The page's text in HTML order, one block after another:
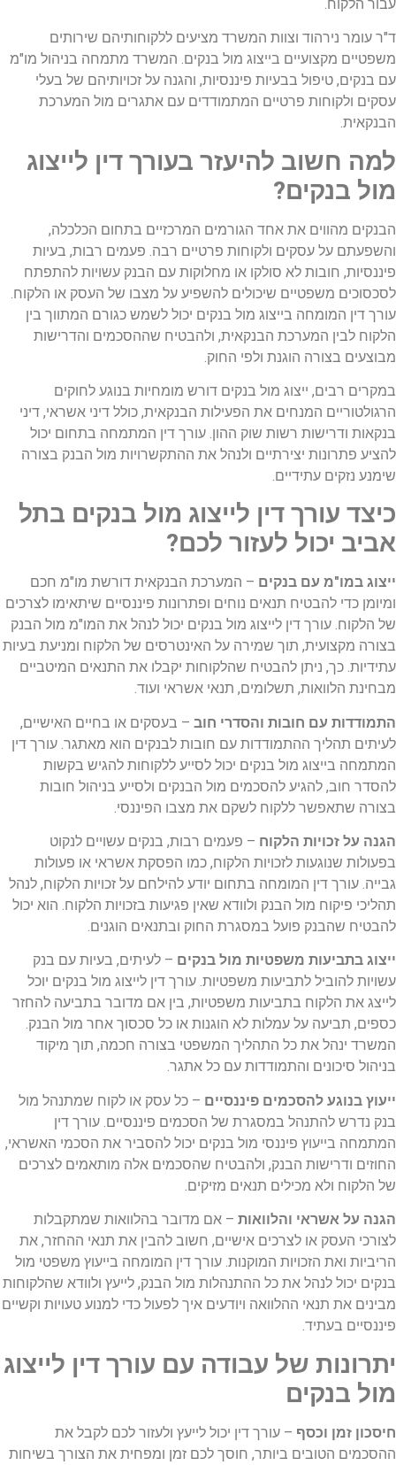
עבור הלקוח.
ד"ר עומר נירהוד וצוות המשרד מציעים ללקוחותיהם שירותים
משפטיים מקצועיים בייצוג מול בנקים. המשרד מתמחה בניהול מו"מ
עם בנקים, טיפול בבעיות פיננסיות, והגנה על זכויותיהם של בעלי
עסקים ולקוחות פרטיים המתמודדים עם אתגרים מול המערכת
הבנקאית.
למה חשוב להיעזר בעורך דין לייצוג
מול בנקים?
הבנקים מהווים את אחד הגורמים המרכזיים בתחום הכלכלה,
והשפעתם על עסקים ולקוחות פרטיים רבה. פעמים רבות, בעיות
פיננסיות, חובות לא סולקו או מחלוקות עם הבנק עשויות להתפתח
לסכסוכים משפטיים שיכולים להשפיע על מצבו של העסק או הלקוח.
עורך דין המומחה בייצוג מול בנקים יכול לשמש כגורם המתווך בין
הלקוח לבין המערכת הבנקאית, ולהבטיח שההסכמים והדרישות
מבוצעים בצורה הוגנת ולפי החוק.
במקרים רבים, ייצוג מול בנקים דורש מומחיות בנוגע לחוקים
הרגולטוריים המנחים את הפעילות הבנקאית, כולל דיני אשראי, דיני
בנקאות ודרישות רשות שוק ההון. עורך דין המתמחה בתחום יכול
להציע פתרונות יצירתיים ולנהל את ההתקשרויות מול הבנק בצורה
שימנע נזקים עתידיים.
כיצד עורך דין לייצוג מול בנקים בתל
אביב יכול לעזור לכם?
ייצוג במו"מ עם בנקים – המערכת הבנקאית דורשת מו"מ חכם
ומיומן כדי להבטיח תנאים נוחים ופתרונות פיננסיים שיתאימו לצרכים
של הלקוח. עורך דין לייצוג מול בנקים יכול לנהל את המו"מ מול הבנק
בצורה מקצועית, תוך שמירה על האינטרסים של הלקוח ומניעת בעיות
עתידיות. כך, ניתן להבטיח שהלקוחות יקבלו את התנאים המיטביים
מבחינת הלוואות, תשלומים, תנאי אשראי ועוד.
התמודדות עם חובות והסדרי חוב – בעסקים או בחיים האישיים,
לעיתים תהליך ההתמודדות עם חובות לבנקים הוא מאתגר. עורך דין
המתמחה בייצוג מול בנקים יכול לסייע ללקוחות להגיש בקשות
להסדר חוב, להגיע להסכמים מול הבנקים ולסייע בניהול חובות
בצורה שתאפשר ללקוח לשקם את מצבו הפיננסי.
הגנה על זכויות הלקוח – פעמים רבות, בנקים עשויים לנקוט
בפעולות שנוגעות לזכויות הלקוח, כמו הפסקת אשראי או פעולות
גבייה. עורך דין המומחה בתחום יודע להילחם על זכויות הלקוח, לנהל
תהליכי פיקוח מול הבנק ולוודא שאין פגיעות בזכויות הלקוח. הוא יכול
להבטיח שהבנק פועל במסגרת החוק ובתנאים הוגנים.
ייצוג בתביעות משפטיות מול בנקים – לעיתים, בעיות עם בנק
עשויות להוביל לתביעות משפטיות. עורך דין לייצוג מול בנקים יוכל
לייצג את הלקוח בתביעות משפטיות, בין אם מדובר בתביעה להחזר
כספים, תביעה על עמלות לא הוגנות או כל סכסוך אחר מול הבנק.
המשרד ינהל את כל התהליך המשפטי בצורה חכמה, תוך מיקוד
בניהול סיכונים והתמודדות עם כל אתגר.
ייעוץ בנוגע להסכמים פיננסיים – כל עסק או לקוח שמתנהל מול
בנק נדרש להתנהל במסגרת של הסכמים פיננסיים. עורך דין
המתמחה בייעוץ פיננסי מול בנקים יכול להסביר את הסכמי האשראי,
החוזים ודרישות הבנק, ולהבטיח שהסכמים אלה מותאמים לצרכים
של הלקוח ולא מכילים תנאים מזיקים.
הגנה על אשראי והלוואות – אם מדובר בהלוואות שמתקבלות
לצורכי העסק או לצרכים אישיים, חשוב להבין את תנאי ההחזר, את
הריביות ואת הזכויות המוקנות. עורך דין המומחה בייעוץ משפטי מול
בנקים יכול לנהל את כל ההתנהלות מול הבנק, לייעץ ולוודא שהלקוחות
מבינים את תנאי ההלוואה ויודעים איך לפעול כדי למנוע טעויות וקשיים
פיננסיים בעתיד.
יתרונות של עבודה עם עורך דין לייצוג
מול בנקים
חיסכון זמן וכסף – עורך דין יכול לייעץ ולעזור לכם לקבל את
ההסכמים הטובים ביותר, חוסך לכם זמן ומפחית את הצורך בשיחות